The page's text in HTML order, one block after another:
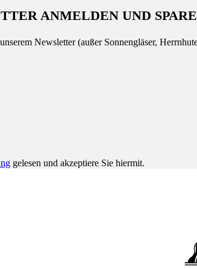
ANMELDEN UND
Newsletter (außer Sonnengläser,
gelesen und akzeptiere Sie hiermit.